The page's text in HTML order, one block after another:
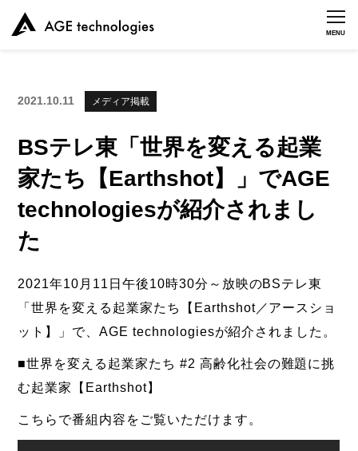
MENU
2021.10.11 メディア掲載
BSテレ東「世界を変える起業
家たち【Earthshot】」でAGE
technologiesが紹介されまし
た
2021年10月11日午後10時30分～放映のBSテレ東
「世界を変える起業家たち【Earthshot／アースショ
ット】」で、AGE technologiesが紹介されました。
■世界を変える起業家たち #2 高齢化社会の難題に挑
む起業家【Earthshot】
こちらで番組内容をご覧いただけます。